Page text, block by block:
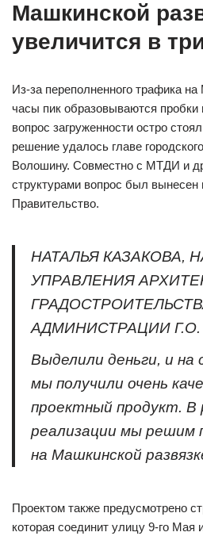
Машкинской
увеличится в
Из-за переполненного трафика
часы пик образовываются пробки
вопрос загруженности остро
решение удалось главе
Волошину. Совместно с МТДИ и
структурами вопрос был вынесен
Правительство.
НАТАЛЬЯ КАЗАКОВА,
УПРАВЛЕНИЯ
АДМИНИСТРАЦИИ
Выделили деньги, и на
мы получили очень
проектный продукт. В
реализации мы решим
на Машкинской
Проектом также предусмотрено
которая соединит улицу 9-го Мая